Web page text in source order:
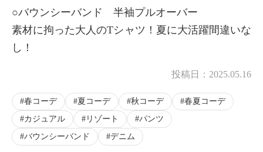
○バウンシーバンド 半袖プルオーバー
素材に拘った大人のTシャツ！夏に大活躍間違いな
し！
投稿日： 2025.05.16
春コーデ 夏コーデ 秋コーデ
春夏コーデ
カジュアル
リゾート
パンツ
バウンシーバンド
デニム